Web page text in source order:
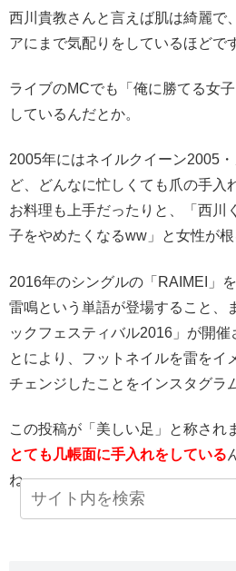
西川貴教さんと言えば肌は綺麗で
アにまで気配りをしているほどで
ライブのMCでも「俺に勝てる女
しているんだとか。
2005年にはネイルクイーン2005
ど、どんなに忙しくても爪の手入
お料理も上手だったりと、「西川
子をやめたくなるww」と女性が根
2016年のシングルの「RAIMEI」
雷鳴という単語が登場すること、
ックフェスティバル2016」が開催
とにより、フットネイルを雷をイ
チェンジしたことをインスタグラ
この投稿が「美しい足」と称され
とても几帳面に手入れをしている
ね。